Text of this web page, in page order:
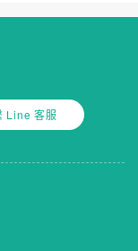
Line 客服